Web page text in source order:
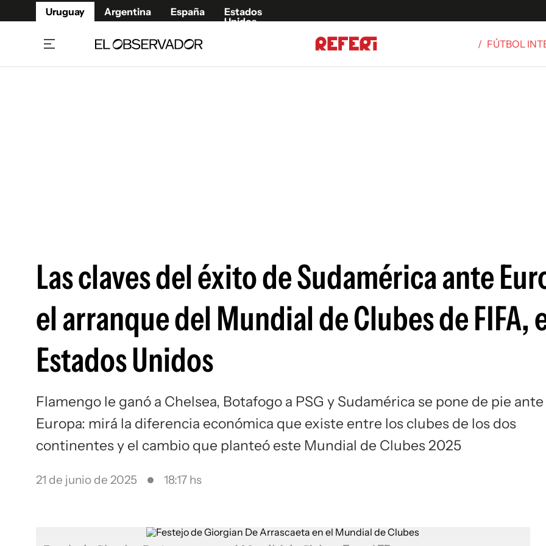
Uruguay Argentina España
Estados
Unidos
/ FÚTBOL
Las claves del éxito de Sudamérica ante
el arranque del Mundial de Clubes de FIFA,
Estados Unidos
Flamengo le ganó a Chelsea, Botafogo a PSG y Sudamérica se pone de pie ante
Europa: mirá la diferencia económica que existe entre los clubes de los dos
continentes y el cambio que planteó este Mundial de Clubes 2025
21 de junio de 2025 18:17 hs